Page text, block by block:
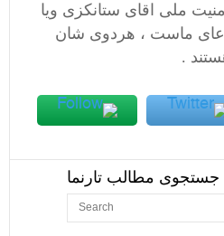
ملی اقای ستانکزی ویا
ماست ، هردوی شان
.
جستجوی مطالب تارنما